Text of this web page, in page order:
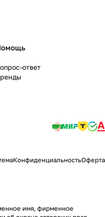
ответ
КонфиденциальностьОферта
имя, фирменное